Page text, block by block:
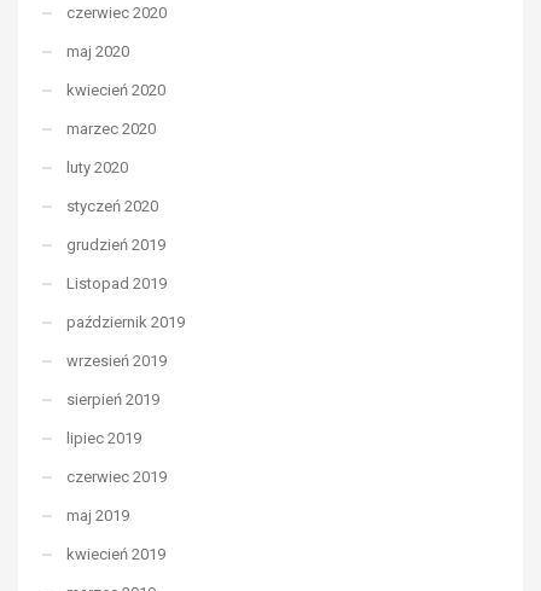
czerwiec 2020
maj 2020
kwiecień 2020
marzec 2020
luty 2020
styczeń 2020
grudzień 2019
Listopad 2019
październik 2019
wrzesień 2019
sierpień 2019
lipiec 2019
czerwiec 2019
maj 2019
kwiecień 2019